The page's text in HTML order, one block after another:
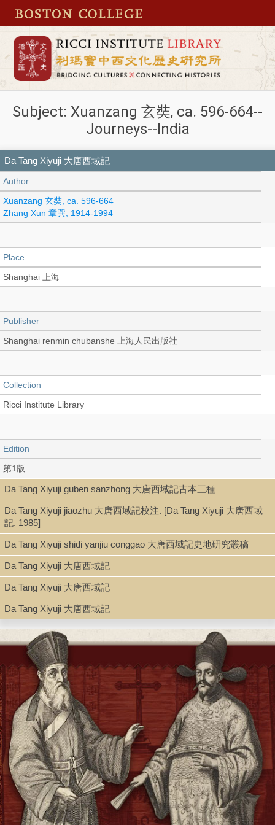
Subject: Xuanzang 玄奘, ca. 596-664--
Journeys--India
Da Tang Xiyuji 大唐西域記
Author
Xuanzang 玄奘, ca. 596-664
Zhang Xun 章巽, 1914-1994
Place
Shanghai 上海
Publisher
Shanghai renmin chubanshe 上海人民出版社
Collection
Ricci Institute Library
Edition
第1版
Language
Chinese 中文[簡體]
Type
Book
Shelf
Call Number
DS327.7.H78 1977
Description
9, 2, 21, 2, 3, 5, 312 p. ; 21 cm
Da Tang Xiyuji guben sanzhong 大唐西域記古本三種
Da Tang Xiyuji jiaozhu 大唐西域記校注. [Da Tang Xiyuji 大唐西域
記. 1985]
Da Tang Xiyuji shidi yanjiu conggao 大唐西域記史地研究叢稿
Da Tang Xiyuji 大唐西域記
Da Tang Xiyuji 大唐西域記
Da Tang Xiyuji 大唐西域記